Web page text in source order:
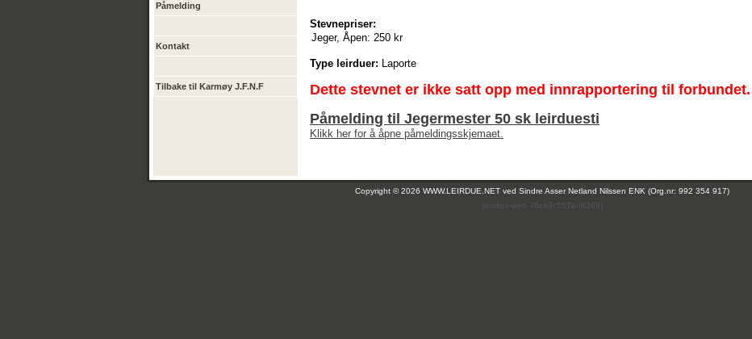
Påmelding
Kontakt
Tilbake til Karmøy J.F.N.F
Stevnepriser:
Jeger, Åpen: 250 kr
Type leirduer: Laporte
Dette stevnet er ikke satt opp med innrapportering til forbundet.
Påmelding til Jegermester 50 sk leirduesti
Klikk her for å åpne påmeldingsskjemaet.
Copyright © 2026 WWW.LEIRDUE.NET ved Sindre Asser Netland Nilssen ENK (Org.nr: 992 354 917)
(leirdue-web-76c49c557b-t8269)